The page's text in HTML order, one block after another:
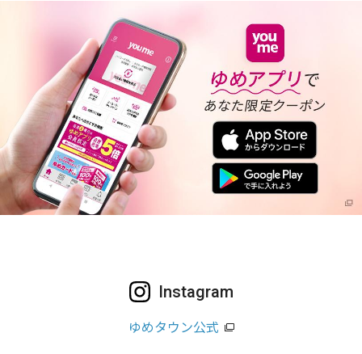
Instagram
ゆめタウン公式